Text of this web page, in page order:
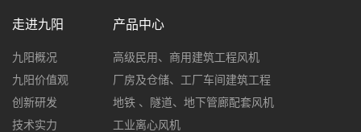
走进九阳
九阳概况
九阳价值观
创新研发
技术实力
产品中心
高级民用、商用建筑工程风机
厂房及仓储、工厂车间建筑工程
地铁 、隧道、地下管廊配套风机
工业离心风机